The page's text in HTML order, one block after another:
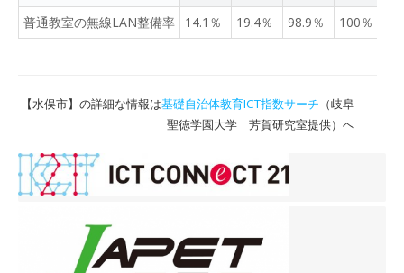
普通教室の無線LAN整備率
14.1％ 19.4％ 98.9％ 100％
【水俣市】の詳細な情報は基礎自治体教育ICT指数サーチ （岐阜
聖徳学園大学 芳賀研究室提供）へ